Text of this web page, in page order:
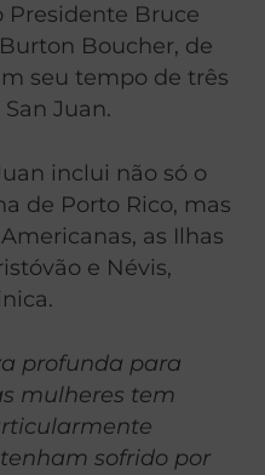
Presidente Bruce
Boucher, de
seu tempo de três
Juan.
inclui não só o
de Porto Rico, mas
as Ilhas
e Névis,
profunda para
mulheres tem
sofrido por